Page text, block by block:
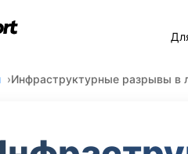
Инфраструктурные разрывы в